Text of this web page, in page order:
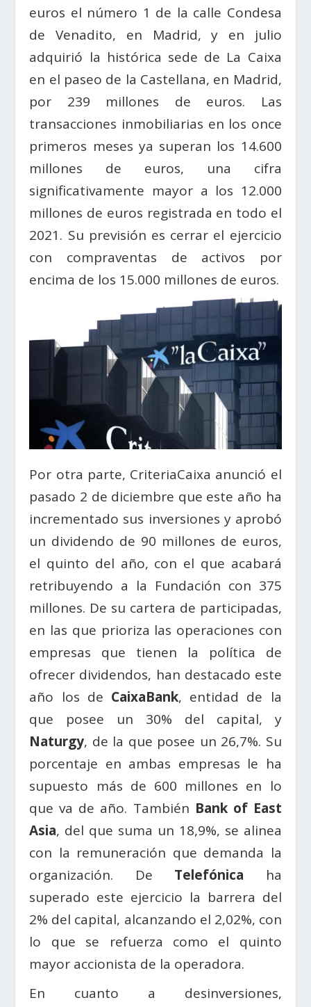
euros el número 1 de la calle Condesa
de Venadito, en Madrid, y en julio
adquirió la histórica sede de La Caixa
en el paseo de la Castellana, en Madrid,
por 239 millones de euros. Las
transacciones inmobiliarias en los once
primeros meses ya superan los 14.600
millones de euros, una cifra
significativamente mayor a los 12.000
millones de euros registrada en todo el
2021. Su previsión es cerrar el ejercicio
con compraventas de activos por
encima de los 15.000 millones de euros.
Por otra parte, CriteriaCaixa anunció el
pasado 2 de diciembre que este año ha
incrementado sus inversiones y aprobó
un dividendo de 90 millones de euros,
el quinto del año, con el que acabará
retribuyendo a la Fundación con 375
millones. De su cartera de participadas,
en las que prioriza las operaciones con
empresas que tienen la política de
ofrecer dividendos, han destacado este
año los de CaixaBank, entidad de la
que posee un 30% del capital, y
Naturgy, de la que posee un 26,7%. Su
porcentaje en ambas empresas le ha
supuesto más de 600 millones en lo
que va de año. También Bank of East
Asia, del que suma un 18,9%, se alinea
con la remuneración que demanda la
organización. De Telefónica ha
superado este ejercicio la barrera del
2% del capital, alcanzando el 2,02%, con
lo que se refuerza como el quinto
mayor accionista de la operadora.
En cuanto a desinversiones,